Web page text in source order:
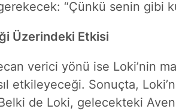
“Çünkü senin gibi
Üzerindeki Etkisi
verici yönü ise Loki’nin
etkileyeceği. Sonuçta,
de Loki, gelecekteki